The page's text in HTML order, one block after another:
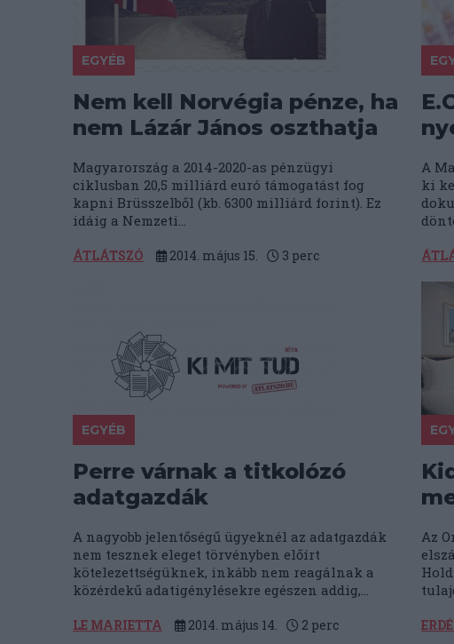
EGYÉB
Nem kell Norvégia pénze, ha
nem Lázár János oszthatja
Magyarország a 2014-2020-as pénzügyi
ciklusban 20,5 milliárd euró támogatást fog
kapni Brüsszelből (kb. 6300 milliárd forint). Ez
idáig a Nemzeti...
ÁTLÁTSZÓ 2014. május 15. 3 perc
A
ki
EGYÉB
Perre várnak a titkolózó
adatgazdák
A nagyobb jelentőségű ügyeknél az adatgazdák
nem tesznek eleget törvényben előírt
kötelezettségüknek, inkább nem reagálnak a
közérdekű adatigénylésekre egészen addig,...
LE MARIETTA 2014. május 14. 2 perc
Az